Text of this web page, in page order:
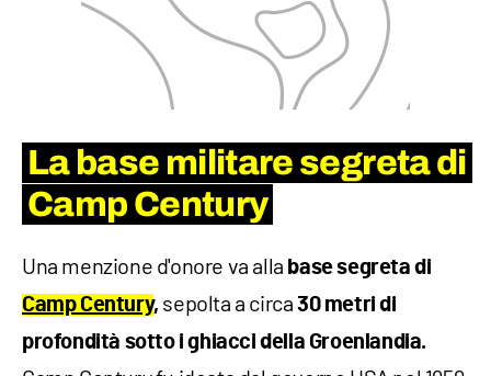
La base militare segreta di
Camp Century
Una menzione d'onore va alla base segreta di
Camp Century, sepolta a circa30 metri di
profondità sotto i ghiacci della Groenlandia.